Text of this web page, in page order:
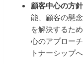
顧客中心の方
能、顧客の懸
を解決するた
心のアプロー
トナーシップ